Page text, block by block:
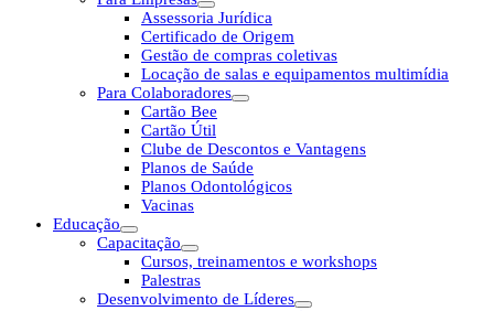
Assessoria Jurídica
Certificado de Origem
Gestão de compras coletivas
Locação de salas e equipamentos multimídia
Para Colaboradores
Cartão Bee
Cartão Útil
Clube de Descontos e Vantagens
Planos de Saúde
Planos Odontológicos
Vacinas
Educação
Capacitação
Cursos, treinamentos e workshops
Palestras
Desenvolvimento de Líderes